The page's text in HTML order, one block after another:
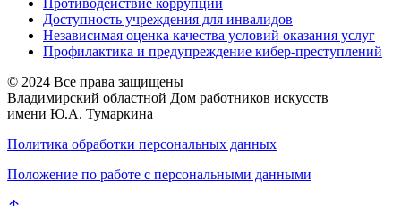
Противодействие коррупции
Доступность учреждения для инвалидов
Независимая оценка качества условий оказания услуг
Профилактика и предупреждение кибер-преступлений
© 2024 Все права защищены
Владимирский областной Дом работников искусств
имени Ю.А. Тумаркина
Политика обработки персональных данных
Положение по работе с персональными данными